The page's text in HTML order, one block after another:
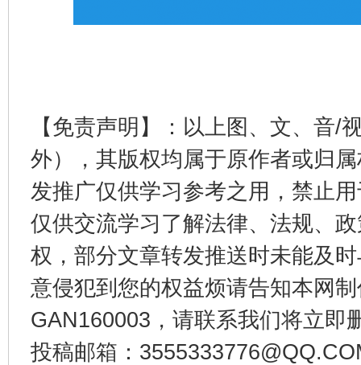
【免责声明】：以上图、文、音/
外），其版权均属于原作者或归
发推广仅供学习参考之用，禁止
仅供交流学习了解法律、法规、
权，部分文章转发推送时未能及
意侵犯到您的权益烦请告知本网
GAN160003，请联系我们将立即
投稿邮箱：